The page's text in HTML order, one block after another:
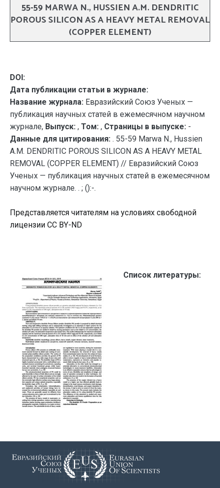
55-59 MARWA N., HUSSIEN A.M. DENDRITIC
POROUS SILICON AS A HEAVY METAL REMOVAL
(COPPER ELEMENT)
DOI:
Дата публикации статьи в журнале:
Название журнала: Евразийский Союз Ученых —
публикация научных статей в ежемесячном научном
журнале, Выпуск: , Том: , Страницы в выпуске: -
Данные для цитирования: . 55-59 Marwa N., Hussien
A.M. DENDRITIC POROUS SILICON AS A HEAVY METAL
REMOVAL (COPPER ELEMENT) // Евразийский Союз
Ученых — публикация научных статей в ежемесячном
научном журнале. . ; ():-.
Представляется читателям на условиях свободной
лицензии CC BY-ND
Список литературы: